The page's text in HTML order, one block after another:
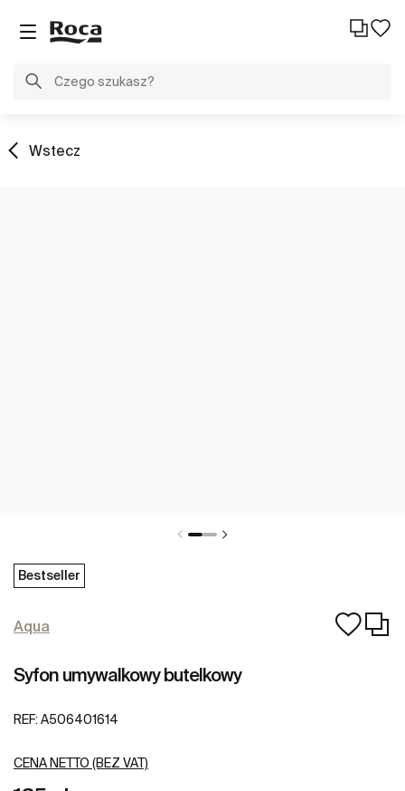
Wstecz
Bestseller
Aqua
Syfon umywalkowy butelkowy
REF: A506401614
CENA NETTO (BEZ VAT)